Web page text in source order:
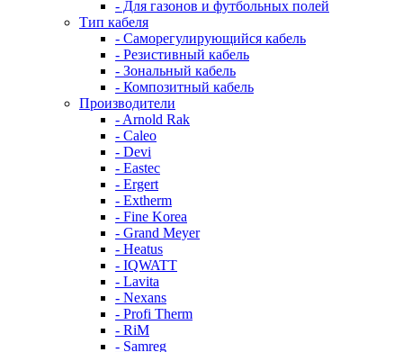
- Для газонов и футбольных полей
Тип кабеля
- Саморегулирующийся кабель
- Резистивный кабель
- Зональный кабель
- Композитный кабель
Производители
- Arnold Rak
- Caleo
- Devi
- Eastec
- Ergert
- Extherm
- Fine Korea
- Grand Meyer
- Heatus
- IQWATT
- Lavita
- Nexans
- Profi Therm
- RiM
- Samreg